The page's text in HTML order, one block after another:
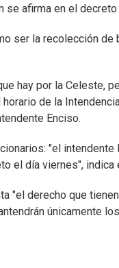
afirma en el
ser la recolección de
hay por la Celeste,
de la
Enciso.
"el
el día viernes", indica
"el derecho que
únicamente